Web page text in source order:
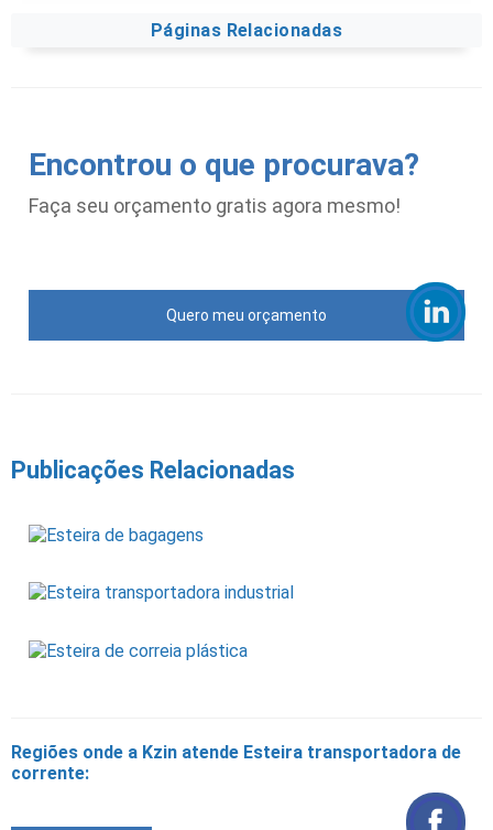
Páginas Relacionadas
Encontrou o que procurava?
Faça seu orçamento gratis agora mesmo!
Quero meu orçamento
Publicações Relacionadas
Regiões onde a Kzin atende Esteira transportadora de
corrente: